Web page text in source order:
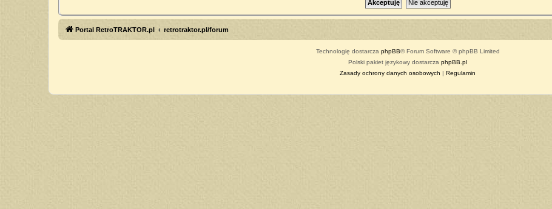
Portal RetroTRAKTOR.pl retrotraktor.pl/forum
Technologię dostarcza phpBB® Forum Software © phpBB Limited
Polski pakiet językowy dostarcza phpBB.pl
Zasady ochrony danych osobowych | Regulamin